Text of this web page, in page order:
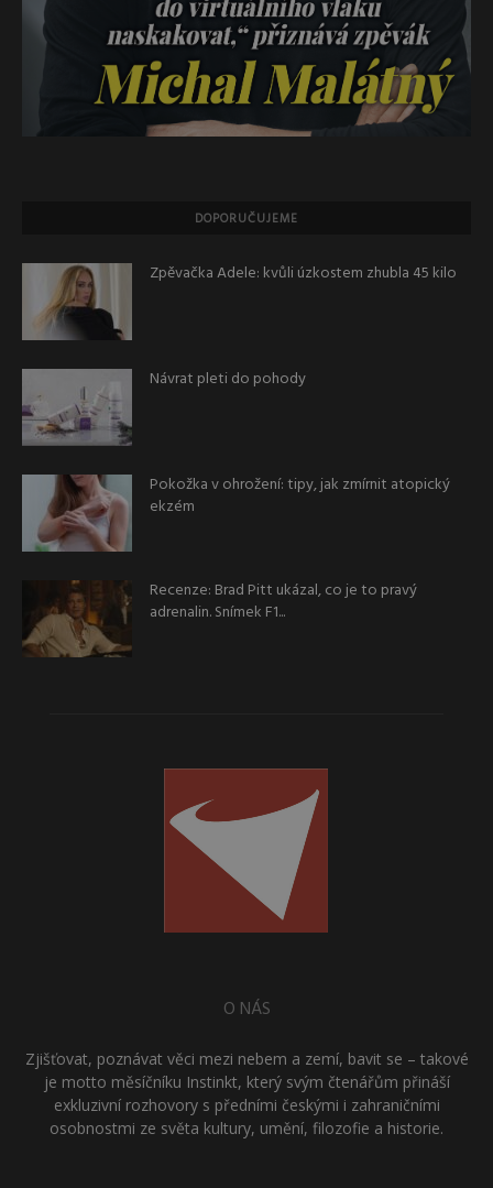
DOPORUČUJEME
Zpěvačka Adele: kvůli úzkostem zhubla 45 kilo
Návrat pleti do pohody
Pokožka v ohrožení: tipy, jak zmírnit atopický
ekzém
Recenze: Brad Pitt ukázal, co je to pravý
adrenalin. Snímek F1...
O NÁS
Zjišťovat, poznávat věci mezi nebem a zemí, bavit se – takové
je motto měsíčníku Instinkt, který svým čtenářům přináší
exkluzivní rozhovory s předními českými i zahraničními
osobnostmi ze světa kultury, umění, filozofie a historie.